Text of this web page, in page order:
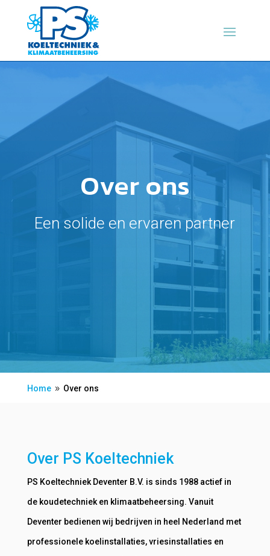
Over ons
Een solide en ervaren partner
Home 9 Over ons
Over PS Koeltechniek
PS Koeltechniek Deventer B.V. is sinds 1988 actief in
de koudetechniek en klimaatbeheersing. Vanuit
Deventer bedienen wij bedrijven in heel Nederland met
professionele koelinstallaties, vriesinstallaties en